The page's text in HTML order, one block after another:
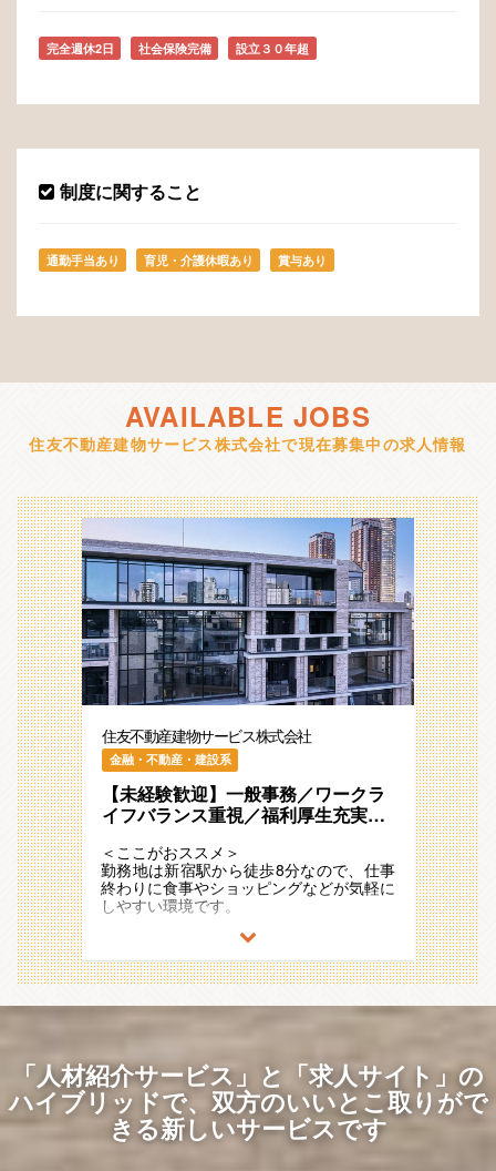
完全週休2日 社会保険完備 設立３０年超
制度に関すること
通勤手当あり 育児・介護休暇あり 賞与あり
AVAILABLE JOBS
住友不動産建物サービス株式会社で現在募集中の求人情報
住友不動産建物サービス株式会社
金融・不動産・建設系
【未経験歓迎】一般事務／ワークラ
イフバランス重視／福利厚生充実／
度あり
＜ここがおススメ＞
勤務地は新宿駅から徒歩8分なので、仕事
終わりに食事やショッピングなどが気軽に
しやすい環境です。
営業会社ではないので、ガツガツしている
雰囲気がなく、和気あいあいとした職場環
境です。
【仕事内容】
具体的には…
・データ入力、集計作業、書類作成
・書類の受付、発送、仕分け、分類、フ
ァイリング
・電話応対
・その他サポート業務 など
「人材紹介サービス」と「求人サイト」の
ハイブリッドで、 双方のいいとこ取りがで
きる新しいサービスです